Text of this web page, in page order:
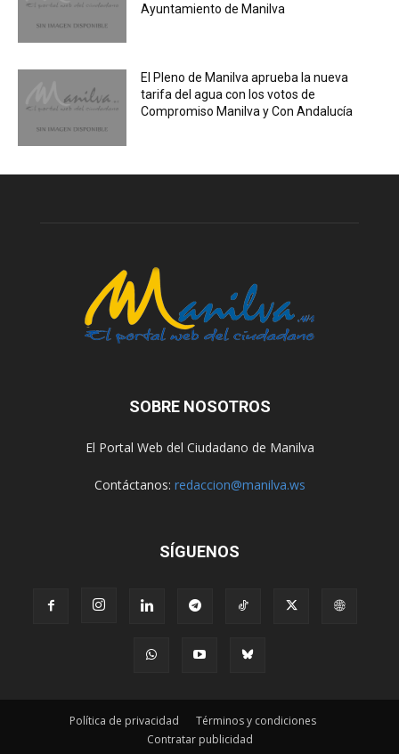
Ayuntamiento de Manilva
El Pleno de Manilva aprueba la nueva
tarifa del agua con los votos de
Compromiso Manilva y Con Andalucía
SOBRE NOSOTROS
El Portal Web del Ciudadano de Manilva
Contáctanos: redaccion@manilva.ws
SÍGUENOS
Política de privacidad
Términos y condiciones
Contratar publicidad